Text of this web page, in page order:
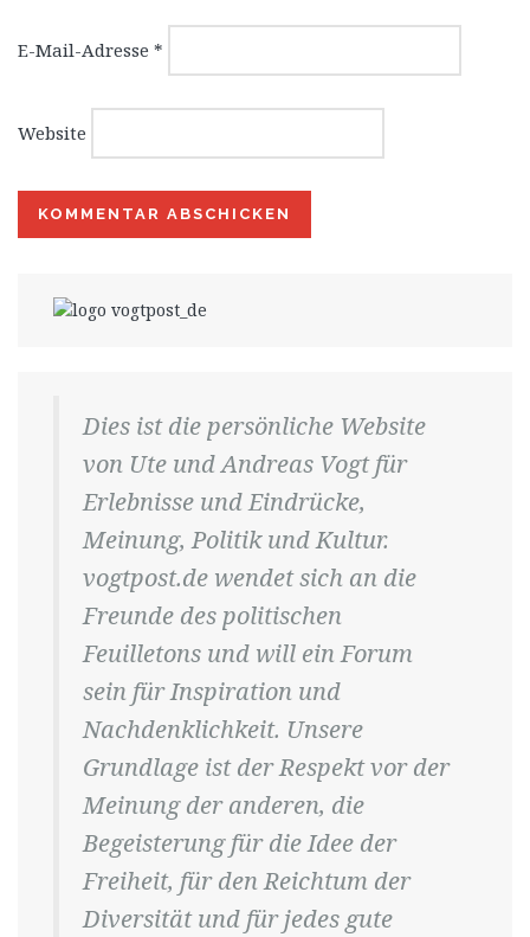
E-Mail-Adresse *
Website
Dies ist die persönliche Website
von Ute und Andreas Vogt für
Erlebnisse und Eindrücke,
Meinung, Politik und Kultur.
vogtpost.de wendet sich an die
Freunde des politischen
Feuilletons und will ein Forum
sein für Inspiration und
Nachdenklichkeit. Unsere
Grundlage ist der Respekt vor der
Meinung der anderen, die
Begeisterung für die Idee der
Freiheit, für den Reichtum der
Diversität und für jedes gute